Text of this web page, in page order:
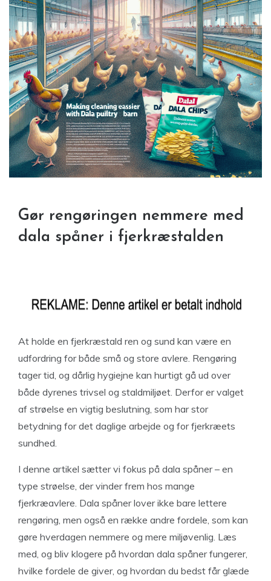
Gør rengøringen nemmere med
dala spåner i fjerkræstalden
At holde en fjerkræstald ren og sund kan være en
udfordring for både små og store avlere. Rengøring
tager tid, og dårlig hygiejne kan hurtigt gå ud over
både dyrenes trivsel og staldmiljøet. Derfor er valget
af strøelse en vigtig beslutning, som har stor
betydning for det daglige arbejde og for fjerkræets
sundhed.
I denne artikel sætter vi fokus på dala spåner – en
type strøelse, der vinder frem hos mange
fjerkræavlere. Dala spåner lover ikke bare lettere
rengøring, men også en række andre fordele, som kan
gøre hverdagen nemmere og mere miljøvenlig. Læs
med, og bliv klogere på hvordan dala spåner fungerer,
hvilke fordele de giver, og hvordan du bedst får glæde